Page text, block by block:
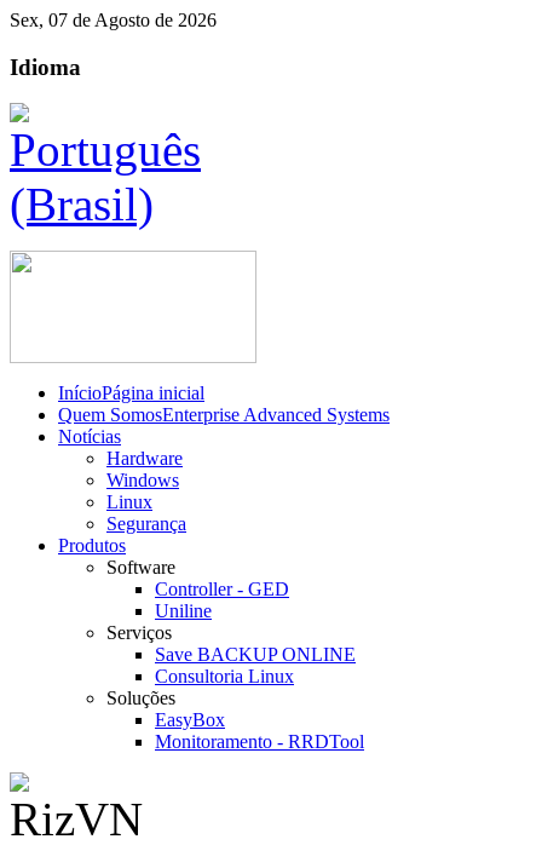
Sex, 07 de Agosto de 2026
Idioma
InícioPágina inicial
Quem SomosEnterprise Advanced Systems
Notícias
Hardware
Windows
Linux
Segurança
Produtos
Software
Controller - GED
Uniline
Serviços
Save BACKUP ONLINE
Consultoria Linux
Soluções
EasyBox
Monitoramento - RRDTool